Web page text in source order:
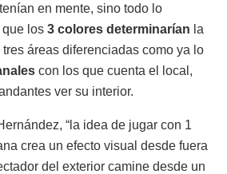
en mente, sino todo lo
los 3 colores determinarían la
tres áreas diferenciadas como ya lo
con los que cuenta el local,
ver su interior.
“la idea de jugar con 1
crea un efecto visual desde fuera
del exterior camine desde un